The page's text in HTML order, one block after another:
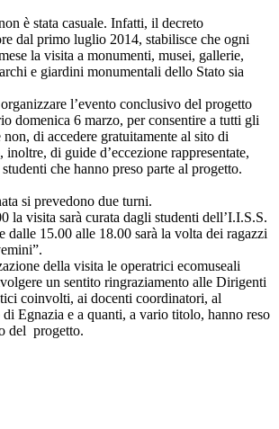
è stata casuale. Infatti, il decreto
dal primo luglio 2014, stabilisce che ogni
la visita a monumenti, musei, gallerie,
e giardini monumentali dello Stato sia
l’evento conclusivo del progetto
domenica 6 marzo, per consentire a tutti gli
non, di accedere gratuitamente al sito di
di guide d’eccezione rappresentate,
che hanno preso parte al progetto.
si prevedono due turni.
la visita sarà curata dagli studenti dell’I.I.S.S.
dalle 15.00 alle 18.00 sarà la volta dei ragazzi
della visita le operatrici ecomuseali
un sentito ringraziamento alle Dirigenti
coinvolti, ai docenti coordinatori, al
Egnazia e a quanti, a vario titolo, hanno reso
del progetto.